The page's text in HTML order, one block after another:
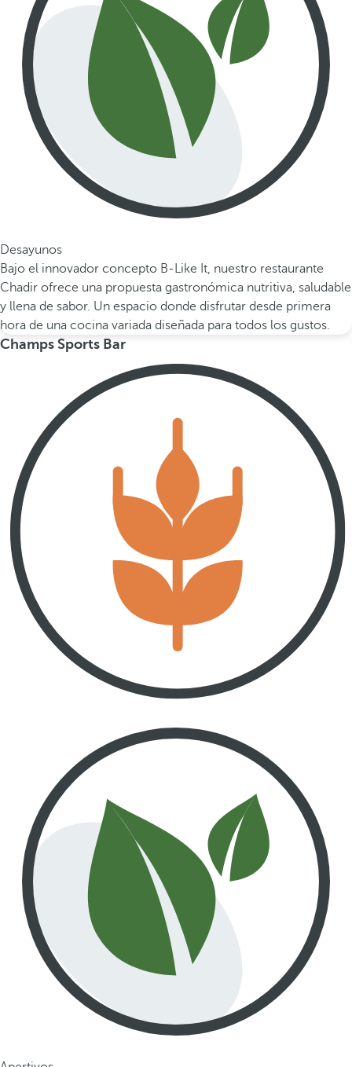
Desayunos
Bajo el innovador concepto B-Like It, nuestro restaurante
Chadir ofrece una propuesta gastronómica nutritiva, saludable
y llena de sabor. Un espacio donde disfrutar desde primera
hora de una cocina variada diseñada para todos los gustos.
Champs Sports Bar